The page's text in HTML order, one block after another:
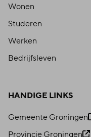
Wonen
Studeren
Werken
Bedrijfsleven
HANDIGE LINKS
Gemeente Groningen
Provincie Groningen